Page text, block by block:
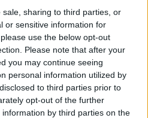
sharing to third parties, or
or sensitive information for
use the below opt-out
Please note that after your
you may continue seeing
personal information utilized by
to third parties prior to
opt-out of the further
by third parties on the
completa di ogni
separazione